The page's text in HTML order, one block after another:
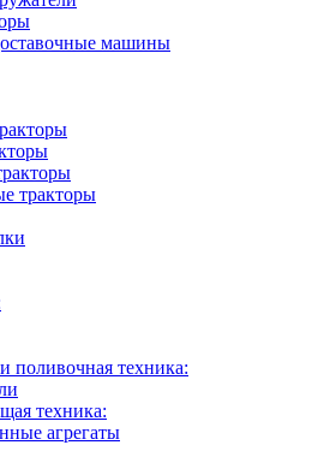
машины
тракторы
поливочная техника:
техника:
агрегаты